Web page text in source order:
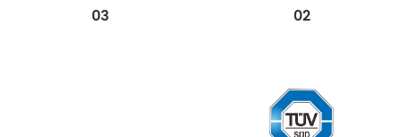
03 02